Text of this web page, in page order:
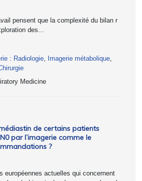
pensent que la complexité du bilan r
des...
: Radiologie, Imagerie métabolique,
Medicine
de certains patients
par l’imagerie comme le
?
européennes actuelles qui concernent